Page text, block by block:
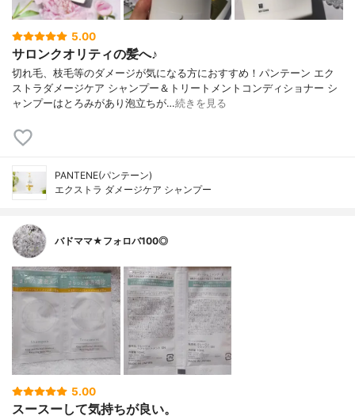
5.00
サロンクオリティの髪へ♪
切れ毛、枝毛等のダメージが気になる方におすすめ！パンテーン エク
ストラダメージケア シャンプー＆トリートメントコンディショナー シ
ャンプーはとろみがあり泡立ちが…続きを見る
PANTENE(パンテーン)
エクストラ ダメージケア シャンプー
バドママ★フォロバ100◎
5.00
スースーして気持ちが良い。